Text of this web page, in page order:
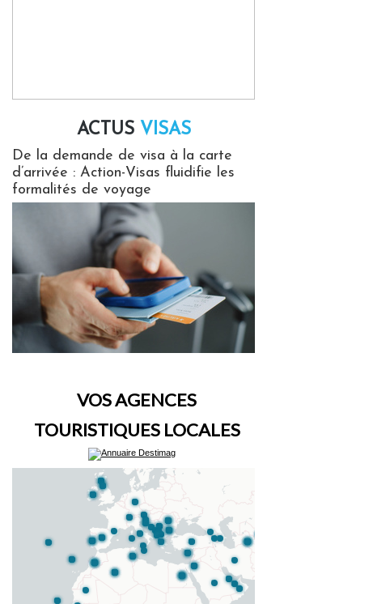
ACTUS VISAS
De la demande de visa à la carte
d’arrivée : Action-Visas fluidifie les
formalités de voyage
VOS AGENCES
TOURISTIQUES LOCALES